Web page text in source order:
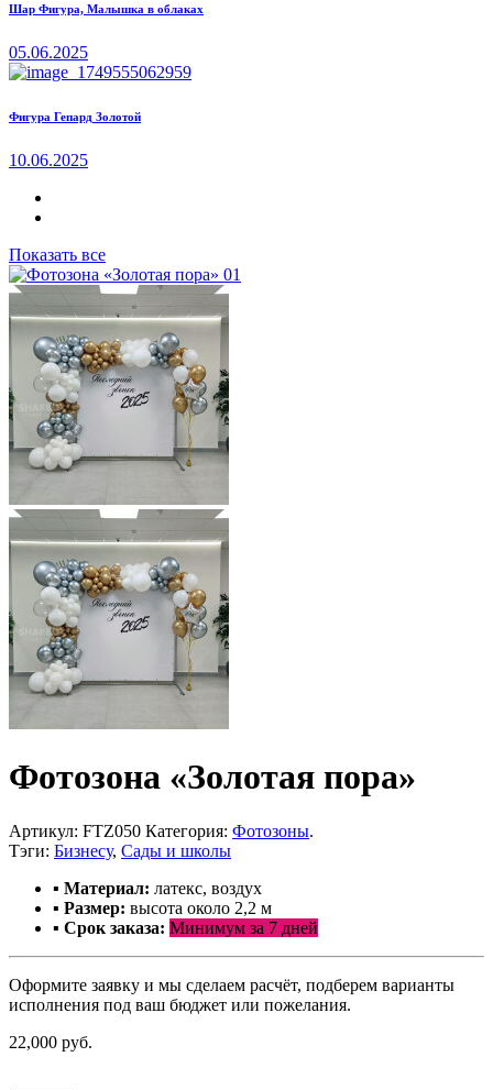
Шар Фигура, Малышка в облаках
05.06.2025
Фигура Гепард Золотой
10.06.2025
Показать все
Фотозона «Золотая пора»
Артикул: FTZ050 Категория: Фотозоны.
Тэги: Бизнесу, Сады и школы
▪ Материал: латекс, воздух
▪ Размер: высота около 2,2 м
▪ Срок заказа: Минимум за 7 дней
Оформите заявку и мы сделаем расчёт, подберем варианты
исполнения под ваш бюджет или пожелания.
22,000 руб.